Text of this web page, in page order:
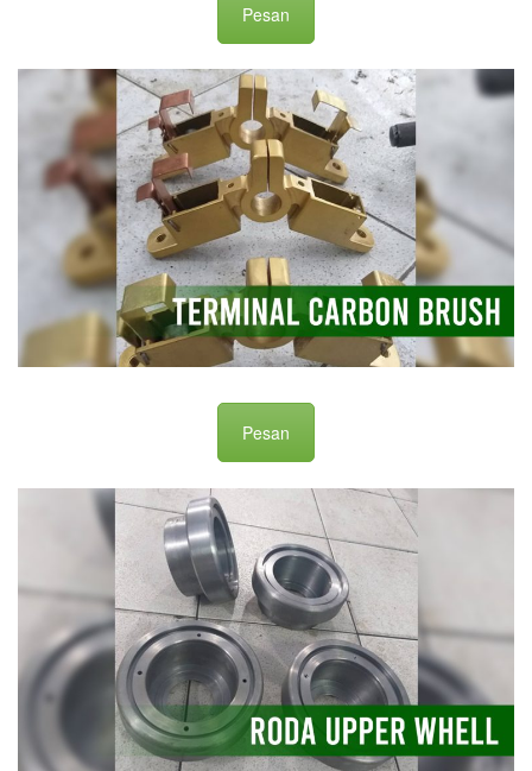
Pesan
Pesan